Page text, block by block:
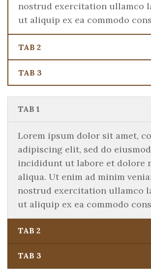
nostrud exercitation ullamco
ut aliquip ex ea commodo
TAB 2
TAB 3
TAB 1
Lorem ipsum dolor sit amet,
adipiscing elit, sed do
incididunt ut labore et dolore
aliqua. Ut enim ad minim
nostrud exercitation ullamco
ut aliquip ex ea commodo
TAB 2
TAB 3